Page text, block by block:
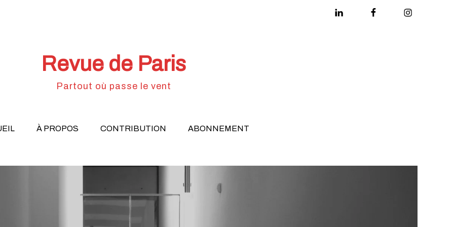
Linkedin FacebookInstagram
Revue de Paris
Partout où passe le vent
À PROPOS CONTRIBUTION ABONNEMENT